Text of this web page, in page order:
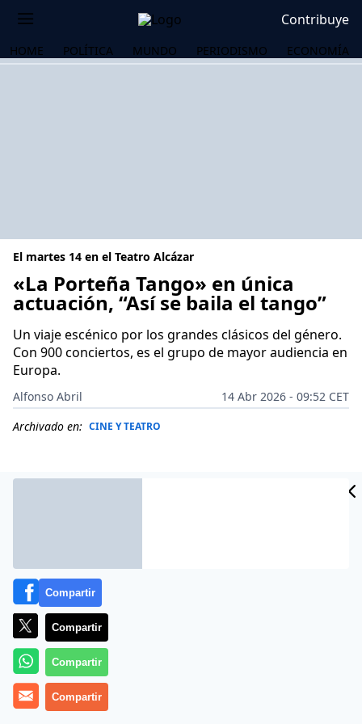
Contribuye
HOME POLÍTICA MUNDO PERIODISMO ECONOMÍA
El martes 14 en el Teatro Alcázar
«La Porteña Tango» en única
actuación, “Así se baila el tango”
Un viaje escénico por los grandes clásicos del género.
Con 900 conciertos, es el grupo de mayor audiencia en
Europa.
Alfonso Abril
14 Abr 2026 - 09:52 CET
Archivado en: CINE Y TEATRO
El próximo 14 de abril, el histórico Teatro Alcázar de
Madrid acogerá el estreno absoluto de “Así se baila el
Compartir
Compartir
Compartir
Compartir